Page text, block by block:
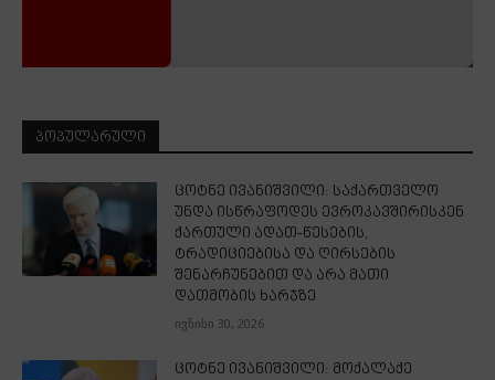
ᲞᲝᲞᲣᲚᲐᲠᲣᲚᲘ
ცოტნე ივანიშვილი: საქართველო
უნდა ისწრაფოდეს ევროკავშირისკენ
ქართული ადათ-წესების,
ტრადიციებისა და ღირსების
შენარჩუნებით და არა მათი
დათმობის ხარჯზე
ივნისი 30, 2026
ცოტნე ივანიშვილი: მოქალაქე